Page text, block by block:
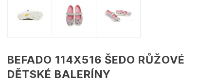
BEFADO 114X516 ŠEDO RŮŽOVÉ
DĚTSKÉ BALERÍNY